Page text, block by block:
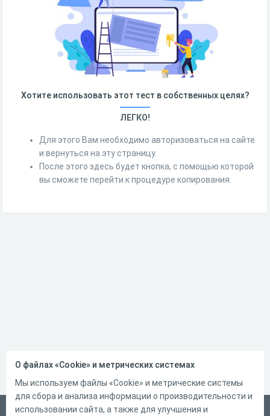
Хотите использовать этот тест в собственных целях?
ЛЕГКО!
Для этого Вам необходимо авторизоваться на сайте
и вернуться на эту страницу.
После этого здесь будет кнопка, с помощью которой
вы сможете перейти к процедуре копирования.
Русский
О файлах «Cookie» и метрических системах
Мы используем файлы «Cookie» и метрические системы
для сбора и анализа информации о производительности и
использовании сайта, а также для улучшения и